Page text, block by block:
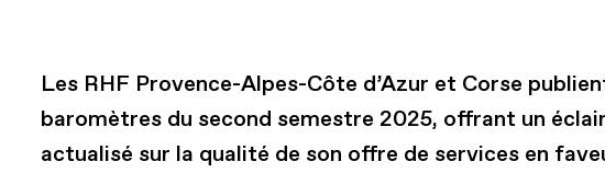
Les RHF Provence-Alpes-Côte d’Azur et Corse
baromètres du second semestre 2025, offrant un
actualisé sur la qualité de son offre de services en